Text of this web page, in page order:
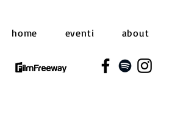
home eventi about